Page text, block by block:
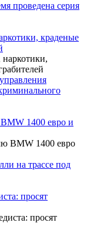
проведена серия
краденые
1400 евро и
на трассе под
просят